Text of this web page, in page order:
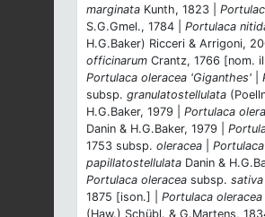
marginata Kunth, 1823 |
S.G.Gmel., 1784 | Portulaca
H.G.Baker) Ricceri & Arrigoni,
officinarum Crantz, 1766 [nom.
Portulaca oleracea 'Giganthes'
subsp. granulatostellulata
H.G.Baker, 1979 | Portulaca
Danin & H.G.Baker, 1979 |
1753 subsp. oleracea
papillatostellulata Danin &
Portulaca oleracea subsp. sativa
1875 [ison.] | Portulaca oleracea
(Haw.) Schübl. & G.Martens,